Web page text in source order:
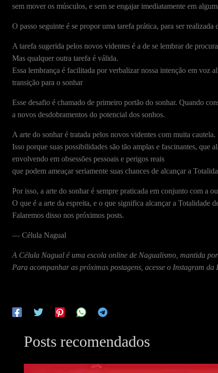
sem mover os músculos, e sem se engajar imediatamente em
O passo seguinte é se propor uma tarefa prática, para ser realizada
A tarefa sugerida pelos novos videntes é a de se lembrar de
Mas qualquer outra tarefa é válida.
Essa lembrança é facilitada por verbalizar nossa intenção em voz
transição para o sonhar
Esse desafio é chamado de primeiro portão do sonhar. Quando
a novos desdobramentos do potencial dos sonhos.
A arte do sonhar é tratada pelos novos videntes com muita cautela.
Isso porque suas possibilidades são tão amplas e fascinantes,
envolvendo em obsessões pessoais e perigos reais
que podem ameaçar seriamente suas chances de alcançar a
Por isso, a arte do sonhar é sempre praticada em conjunto com a
O que é a arte da espreita, e o que significa alcançar a Totalidade
Falaremos disso nos próximos posts.
— Célula Nagual
A Célula Nagual é uma escola online de Nagualismo, mantida
Para acompanhar as próximas postagens, acesse o Instagram
Posts recomendados